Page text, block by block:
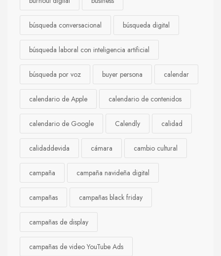
búsqueda conversacional búsqueda digital
búsqueda laboral con inteligencia artificial
búsqueda por voz buyer persona calendar
calendario de Apple calendario de contenidos
calendario de Google Calendly calidad
calidaddevida cámara cambio cultural
campaña campaña navideña digital
campañas campañas black friday
campañas de display
campañas de video YouTube Ads